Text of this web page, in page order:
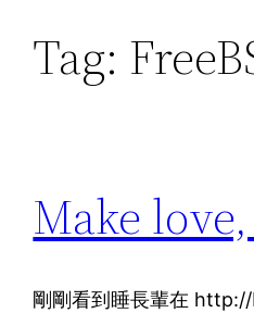
Tag:
Make
剛剛看到睡長輩在